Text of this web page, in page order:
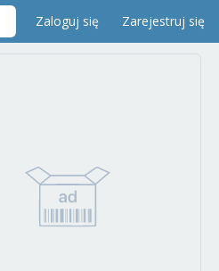
Zaloguj się Zarejestruj się